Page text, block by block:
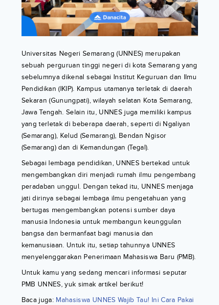
Universitas Negeri Semarang (UNNES) merupakan
sebuah perguruan tinggi negeri di kota Semarang yang
sebelumnya dikenal sebagai Institut Keguruan dan Ilmu
Pendidikan (IKIP). Kampus utamanya terletak di daerah
Sekaran (Gunungpati), wilayah selatan Kota Semarang,
Jawa Tengah. Selain itu, UNNES juga memiliki kampus
yang terletak di beberapa daerah, seperti di Ngaliyan
(Semarang), Kelud (Semarang), Bendan Ngisor
(Semarang) dan di Kemandungan (Tegal).
Sebagai lembaga pendidikan, UNNES bertekad untuk
mengembangkan diri menjadi rumah ilmu pengembang
peradaban unggul. Dengan tekad itu, UNNES menjaga
jati dirinya sebagai lembaga ilmu pengetahuan yang
bertugas mengembangkan potensi sumber daya
manusia Indonesia untuk membangun keunggulan
bangsa dan bermanfaat bagi manusia dan
kemanusiaan. Untuk itu, setiap tahunnya UNNES
menyelenggarakan Penerimaan Mahasiswa Baru (PMB).
Untuk kamu yang sedang mencari informasi seputar
PMB UNNES, yuk simak artikel berikut!
Baca juga: Mahasiswa UNNES Wajib Tau! Ini Cara Pakai